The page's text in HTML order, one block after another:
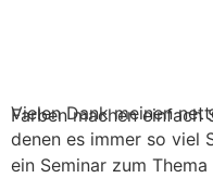
Farben machen einfach
Vielen Dank meinen
denen es immer so viel
ein Seminar zum